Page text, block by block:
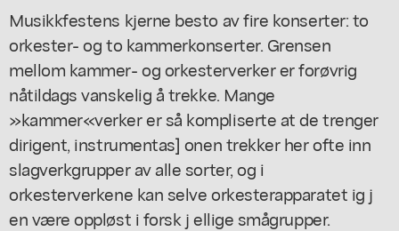
Musikkfestens kjerne besto av fire konserter: to
orkester- og to kammerkonserter. Grensen
mellom kammer- og orkesterverker er forøvrig
nåtildags vanskelig å trekke. Mange
»kammer«verker er så kompliserte at de trenger
dirigent, instrumentas] onen trekker her ofte inn
slagverkgrupper av alle sorter, og i
orkesterverkene kan selve orkesterapparatet ig j
en være oppløst i forsk j ellige smågrupper.